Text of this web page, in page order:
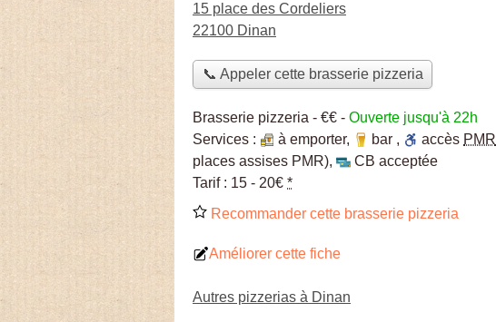
15 place des Cordeliers
22100 Dinan
📞 Appeler cette brasserie pizzeria
Brasserie pizzeria - €€ - Ouverte jusqu'à 22h
Services :
à emporter, bar , accès PMR
places assises PMR),
CB acceptée
Tarif : 15 - 20€ *
Recommander cette brasserie pizzeria
Améliorer cette fiche
Autres pizzerias à Dinan